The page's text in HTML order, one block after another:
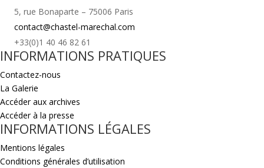
5, rue Bonaparte – 75006 Paris
contact@chastel-marechal.com
+33(0)1 40 46 82 61
INFORMATIONS PRATIQUES
Contactez-nous
La Galerie
Accéder aux archives
Accéder à la presse
INFORMATIONS LÉGALES
Mentions légales
Conditions générales d’utilisation